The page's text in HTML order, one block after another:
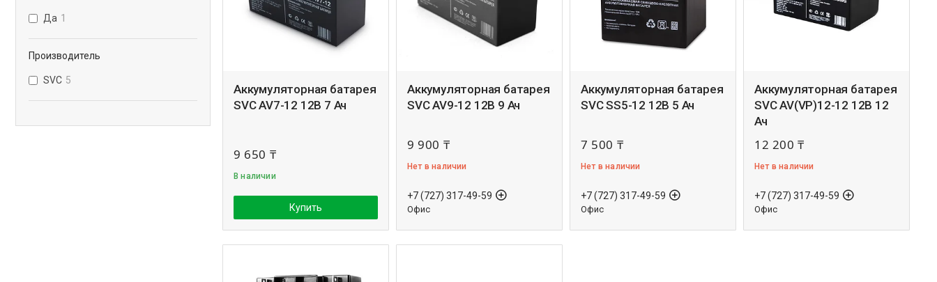
Аккумуляторная батарея
SVC AV7-12 12В 7 Ач
9 650 ₸
В наличии
Купить
Аккумуляторная батарея
SVC AV9-12 12В 9 Ач
9 900 ₸
Нет в наличии
+7 (727) 317-49-59
Офис
Аккумуляторная батарея
SVC SS5-12 12В 5 Ач
7 500 ₸
Нет в наличии
+7 (727) 317-49-59
Офис
Аккумуляторная батарея
SVC AV(VP)12-12 12В 12
Ач
12 200 ₸
Нет в наличии
+7 (727) 317-49-59
Офис
Да 1
Производитель
SVC 5